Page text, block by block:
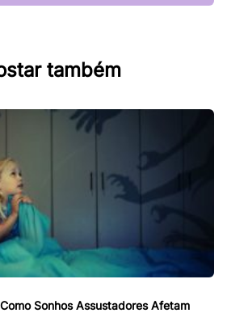
também
Sonhos Assustadores Afetam